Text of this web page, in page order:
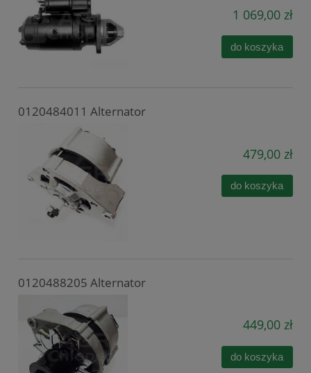
1 069,00 zł
do koszyka
0120484011 Alternator
479,00 zł
do koszyka
0120488205 Alternator
449,00 zł
do koszyka